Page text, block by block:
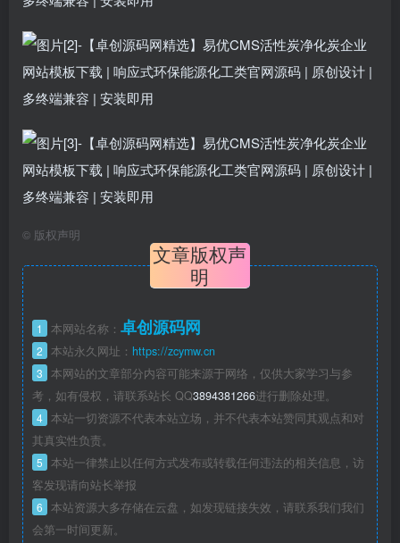
© 版权声明
文章版权声
明
1 本网站名称： 卓创源码网
2 本站永久网址： https://zcymw.cn
3 本网站的文章部分内容可能来源于网络，仅供大家学习与参
考，如有侵权，请联系站长 QQ3894381266进行删除处理。
4 本站一切资源不代表本站立场，并不代表本站赞同其观点和对
其真实性负责。
5 本站一律禁止以任何方式发布或转载任何违法的相关信息，访
客发现请向站长举报
6 本站资源大多存储在云盘，如发现链接失效，请联系我们我们
会第一时间更新。